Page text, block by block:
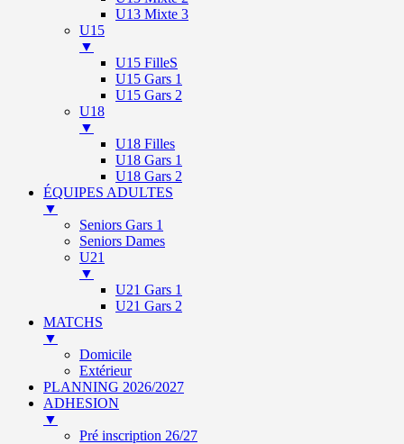
U13 Mixte 3
U15
▼
U15 FilleS
U15 Gars 1
U15 Gars 2
U18
▼
U18 Filles
U18 Gars 1
U18 Gars 2
ÉQUIPES ADULTES
▼
Seniors Gars 1
Seniors Dames
U21
▼
U21 Gars 1
U21 Gars 2
MATCHS
▼
Domicile
Extérieur
PLANNING 2026/2027
ADHESION
▼
Pré inscription 26/27